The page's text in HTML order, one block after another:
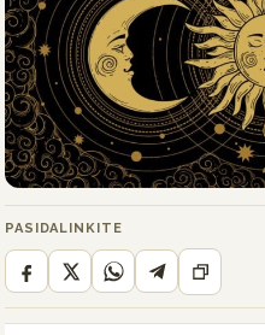
PASIDALINKITE